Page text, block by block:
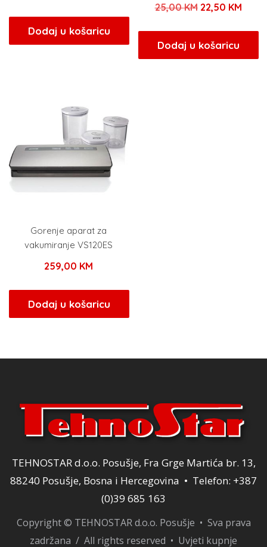
bila
je:
31,00 KM.
Dodaj u košaricu
25,00KM Izvorna
bila
je:
22,50 KM
Dodaj u košaricu
Gorenje aparat za
vakumiranje VS120ES
259,00 KM
Dodaj u košaricu
TEHNOSTAR d.o.o. Posušje, Fra Grge Martića br. 13,
88240 Posušje, Bosna i Hercegovina • Telefon: +387
(0)39 685 163
Copyright © TEHNOSTAR d.o.o. Posušje • Sva prava
zadržana / All rights reserved • Uvjeti kupnje